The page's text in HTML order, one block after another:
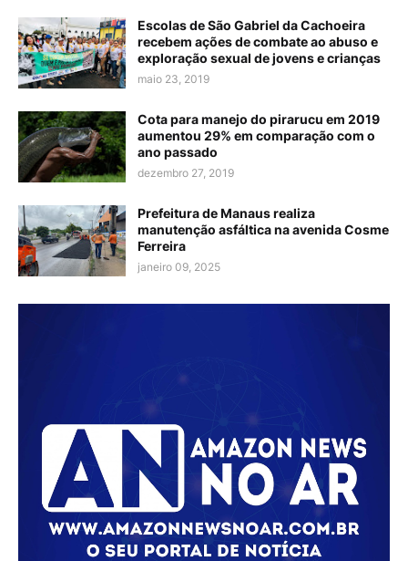
Escolas de São Gabriel da Cachoeira
recebem ações de combate ao abuso e
exploração sexual de jovens e crianças
maio 23, 2019
Cota para manejo do pirarucu em 2019
aumentou 29% em comparação com o
ano passado
dezembro 27, 2019
Prefeitura de Manaus realiza
manutenção asfáltica na avenida Cosme
Ferreira
janeiro 09, 2025